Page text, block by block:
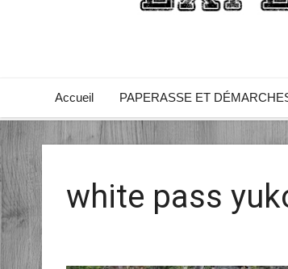
Accueil PAPERASSE ET
white pass